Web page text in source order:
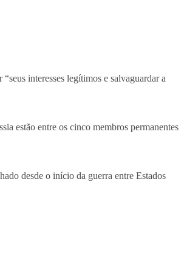
interesses legítimos e salvaguardar a
estão entre os cinco membros permanentes
desde o início da guerra entre Estados